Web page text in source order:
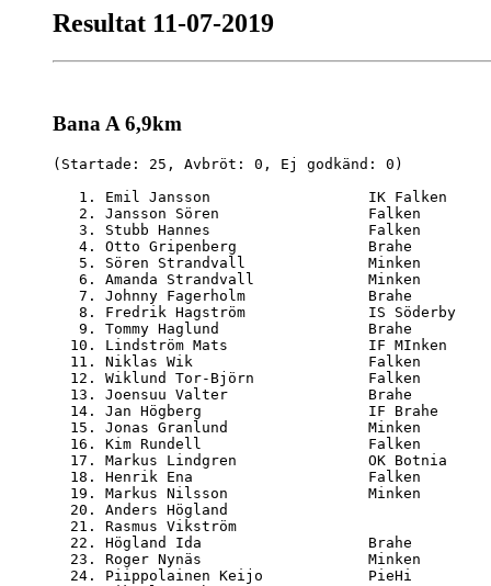
Resultat 11-07-2019
Bana A 6,9km
(Startade: 25, Avbröt: 0, Ej godkänd: 0)
1. Emil Jansson                  IK
2. Jansson Sören                 Falken
3. Stubb Hannes                  Falken
4. Otto Gripenberg               Brahe
5. Sören Strandvall              Minken
6. Amanda Strandvall             Minken
7. Johnny Fagerholm              Brahe
8. Fredrik Hagström              IS Söderby
9. Tommy Haglund                 Brahe
10. Lindström Mats                IF MInken
11. Niklas Wik                    Falken
12. Wiklund Tor-Björn             Falken
13. Joensuu Valter                Brahe
14. Jan Högberg                   IF Brahe
15. Jonas Granlund                Minken
16. Kim Rundell                   Falken
17. Markus Lindgren               OK Botnia
18. Henrik Ena                    Falken
19. Markus Nilsson                Minken
20. Anders Högland
21. Rasmus Vikström
22. Högland Ida                   Brahe
23. Roger Nynäs                   Minken
24. Piippolainen Keijo            PieHi